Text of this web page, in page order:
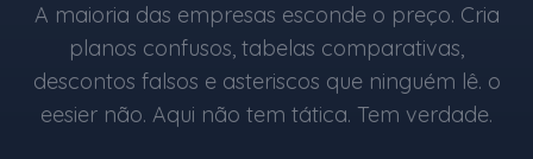
A maioria das empresas esconde o preço. Cria
planos confusos, tabelas comparativas,
descontos falsos e asteriscos que ninguém lê. o
eesier não. Aqui não tem tática. Tem verdade.